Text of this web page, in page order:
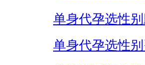
单身代孕选性
单身代孕选性